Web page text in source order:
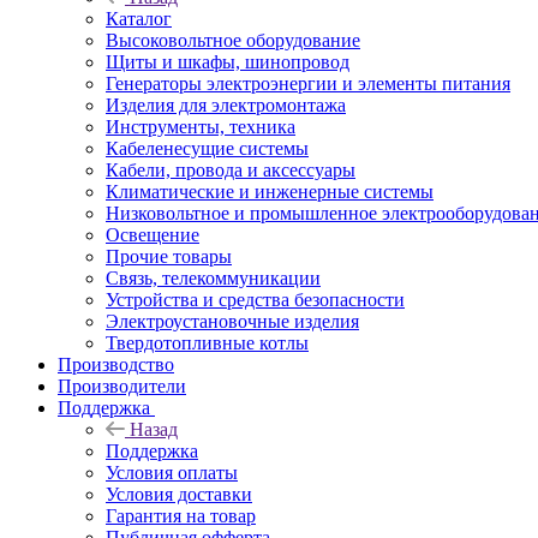
Каталог
Высоковольтное оборудование
Щиты и шкафы, шинопровод
Генераторы электроэнергии и элементы питания
Изделия для электромонтажа
Инструменты, техника
Кабеленесущие системы
Кабели, провода и аксессуары
Климатические и инженерные системы
Низковольтное и промышленное
Освещение
Прочие товары
Связь, телекоммуникации
Устройства и средства безопасности
Электроустановочные изделия
Твердотопливные котлы
Производство
Производители
Поддержка
Назад
Поддержка
Условия оплаты
Условия доставки
Гарантия на товар